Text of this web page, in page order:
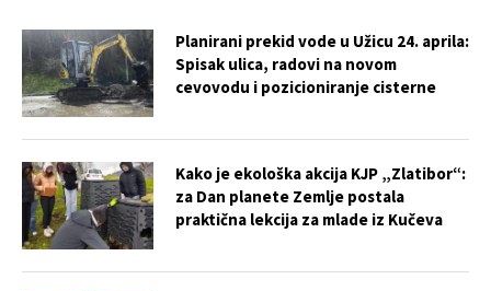
Planirani prekid vode u Užicu 24. aprila:
Spisak ulica, radovi na novom
cevovodu i pozicioniranje cisterne
Kako je ekološka akcija KJP „Zlatibor“:
za Dan planete Zemlje postala
praktična lekcija za mlade iz Kučeva